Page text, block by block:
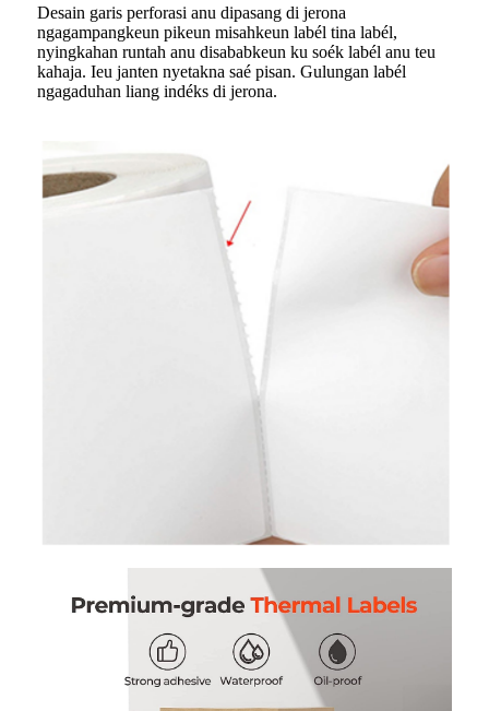
Desain garis perforasi anu dipasang di jerona
ngagampangkeun pikeun misahkeun labél tina labél,
nyingkahan runtah anu disababkeun ku soék labél anu teu
kahaja. Ieu janten nyetakna saé pisan. Gulungan labél
ngagaduhan liang indéks di jerona.